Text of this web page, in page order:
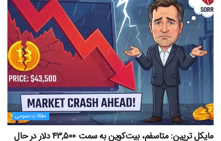
مقالات عمومی
مایکل ترپین: متاسفم، بیت‌کوین به سمت ۴۳,۵۰۰ دلار در حال